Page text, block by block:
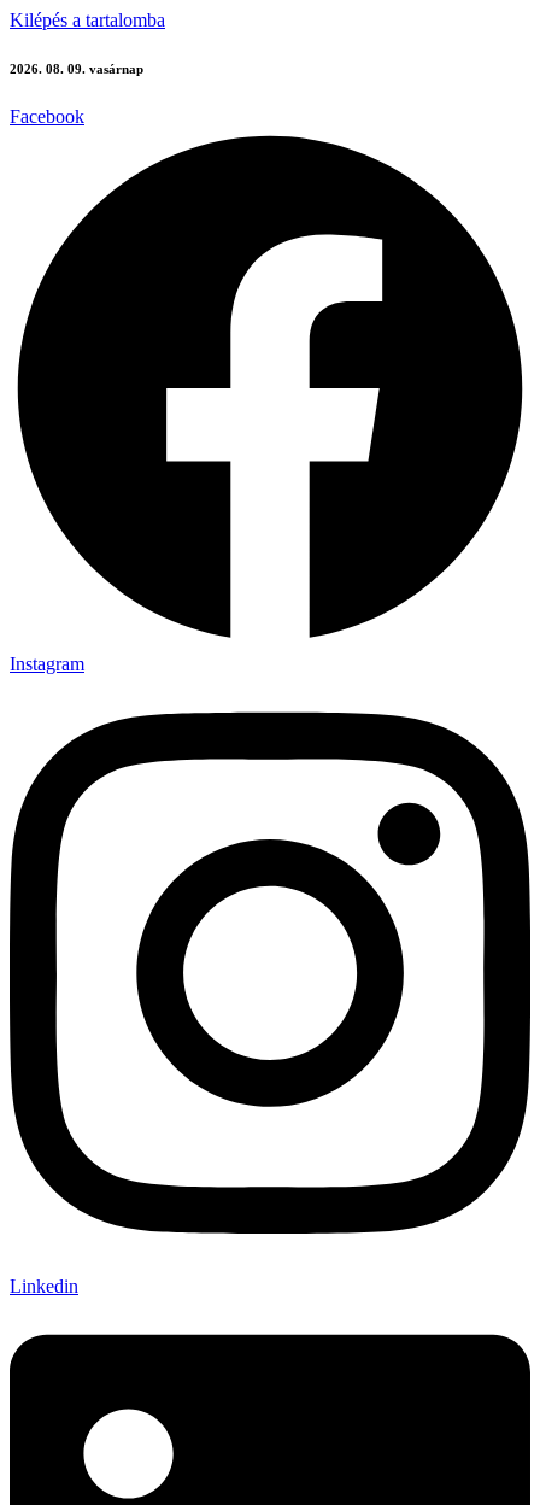
Kilépés a tartalomba
2026. 08. 09. vasárnap
Facebook
Instagram
Linkedin